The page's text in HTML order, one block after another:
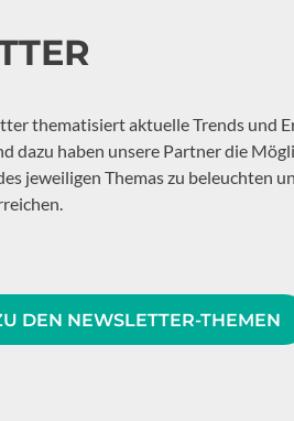
thematisiert aktuelle Trends und
dazu haben unsere Partner die
jeweiligen Themas zu beleuchten
DEN NEWSLETTER-THEMEN